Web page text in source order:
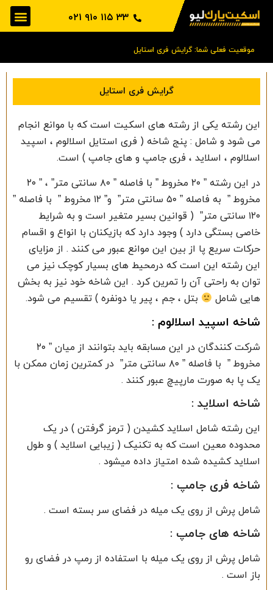
۳۳ ۱۱۵ ۹۱۰ ۰۲۱
موقعیت فعلی شما: گرایش فری استایل
گرایش فری استایل
این رشته یکی از رشته های اسکیت است که با موانع انجام
می شود و شامل : پنج شاخه ( فری استایل اسلالوم ، اسپید
اسلالوم ، اسلاید ، فری جامپ و های جامپ ) است.
در این رشته ” ۲۰ مخروط ” با فاصله ” ۸۰ سانتی متر” ، ” ۲۰
مخروط ” به فاصله ” ۵۰ سانتی متر” و” ۱۲ مخروط ” با فاصله ”
۱۲۰ سانتی متر” ( قوانین بسیر متغیر است و به شرایط
خاصی بستگی دارد ) وجود دارد که بازیکنان با انواع و اقسام
حرکات سریع پا از بین این موانع عبور می کنند . از مزایای
این رشته این است که درمحیط های بسیار کوچک نیز می
توان به راحتی آن را تمرین کرد . این شاخه خود نیز به بخش
هایی شامل
بتل ، جم ، پیر یا دونفره ) تقسیم می شود.
شاخه اسپید اسلالوم :
شرکت کنندگان در این مسابقه باید بتوانند از میان ” ۲۰
مخروط ” با فاصله ” ۸۰ سانتی متر” در کمترین زمان ممکن با
یک پا به صورت مارپیچ عبور کنند .
شاخه اسلاید :
این رشته شامل اسلاید کشیدن ( ترمز گرفتن ) در یک
محدوده معین است که به تکنیک ( زیبایی اسلاید ) و طول
اسلاید کشیده شده امتیاز داده میشود .
شاخه فری جامپ :
شامل پرش از روی یک میله در فضای سر بسته است .
شاخه های جامپ :
شامل پرش از روی یک میله با استفاده از رمپ در فضای رو
باز است .